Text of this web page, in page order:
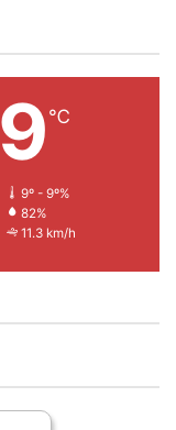
9 ℃
9º - 9º%
82%
11.3 km/h